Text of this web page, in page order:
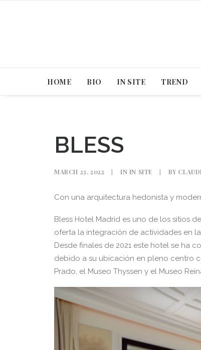
HOME BIO IN SITE TREND
BLESS
MARCH 23, 2022 | IN IN SITE | BY
Con una arquitectura hedonista y
Bless Hotel Madrid es uno de los sitios
oferta la integración de actividades en
Desde finales de 2021 este hotel se ha
debido a su ubicación en pleno centro
Prado, el Museo Thyssen y el Museo